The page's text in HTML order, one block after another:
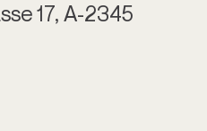
17, A-2345